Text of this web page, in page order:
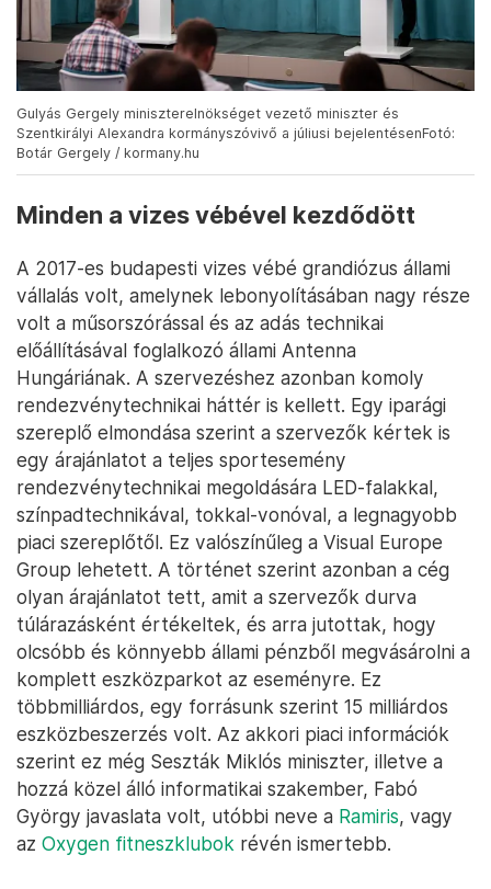
Gulyás Gergely miniszterelnökséget vezető miniszter és
Szentkirályi Alexandra kormányszóvivő a júliusi bejelentésenFotó:
Botár Gergely / kormany.hu
Minden a vizes vébével kezdődött
A 2017-es budapesti vizes vébé grandiózus állami
vállalás volt, amelynek lebonyolításában nagy része
volt a műsorszórással és az adás technikai
előállításával foglalkozó állami Antenna
Hungáriának. A szervezéshez azonban komoly
rendezvénytechnikai háttér is kellett. Egy iparági
szereplő elmondása szerint a szervezők kértek is
egy árajánlatot a teljes sportesemény
rendezvénytechnikai megoldására LED-falakkal,
színpadtechnikával, tokkal-vonóval, a legnagyobb
piaci szereplőtől. Ez valószínűleg a Visual Europe
Group lehetett. A történet szerint azonban a cég
olyan árajánlatot tett, amit a szervezők durva
túlárazásként értékeltek, és arra jutottak, hogy
olcsóbb és könnyebb állami pénzből megvásárolni a
komplett eszközparkot az eseményre. Ez
többmilliárdos, egy forrásunk szerint 15 milliárdos
eszközbeszerzés volt. Az akkori piaci információk
szerint ez még Seszták Miklós miniszter, illetve a
hozzá közel álló informatikai szakember, Fabó
György javaslata volt, utóbbi neve a Ramiris, vagy
az Oxygen fitneszklubok révén ismertebb.